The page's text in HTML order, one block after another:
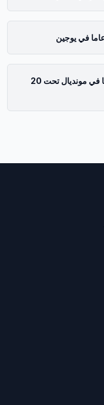
الولايات المتحدة تهزم غواتيمالا وتحجز مكانها في مونديال تحت 20